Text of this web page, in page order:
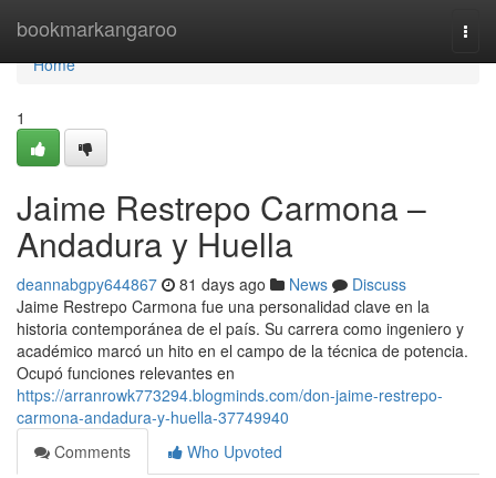
bookmarkangaroo
Home
Home
1
Jaime Restrepo Carmona –
Andadura y Huella
deannabgpy644867 81 days ago News
Discuss
Jaime Restrepo Carmona fue una personalidad clave en la
historia contemporánea de el país. Su carrera como ingeniero y
académico marcó un hito en el campo de la técnica de potencia.
Ocupó funciones relevantes en
https://arranrowk773294.blogminds.com/don-jaime-restrepo-
carmona-andadura-y-huella-37749940
Comments
Who Upvoted